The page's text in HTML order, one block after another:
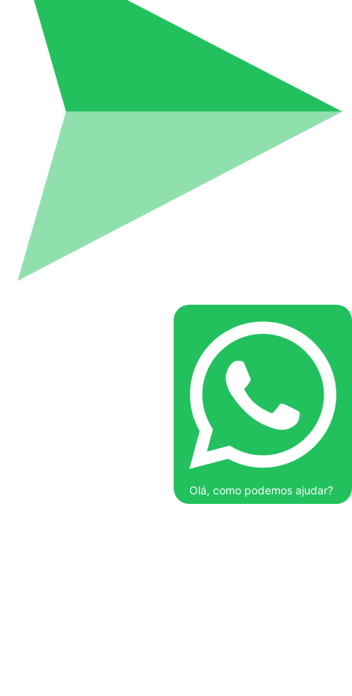
Olá, como podemos ajudar?